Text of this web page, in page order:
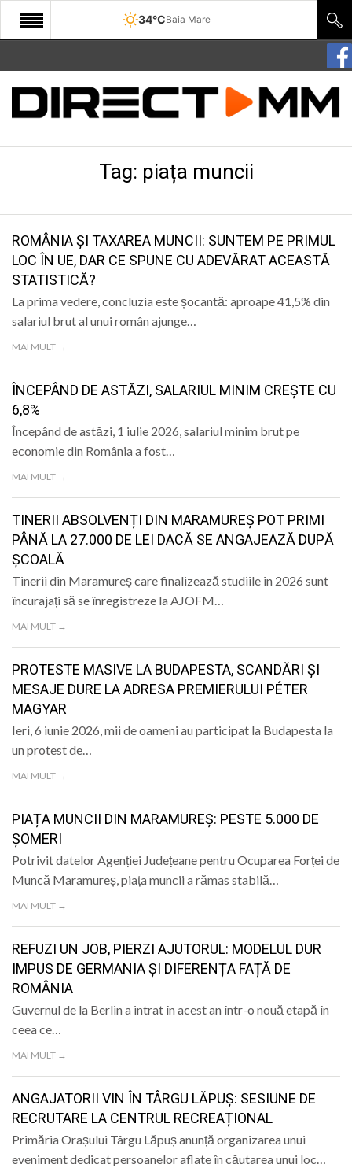
34°CBaia Mare
START
COMUNITATE
SANATATE
SPORT
SPECIAL
Tag: piața muncii
ROMÂNIA ȘI TAXAREA MUNCII: SUNTEM PE PRIMUL
LOC ÎN UE, DAR CE SPUNE CU ADEVĂRAT ACEASTĂ
STATISTICĂ?
La prima vedere, concluzia este șocantă: aproape 41,5% din
salariul brut al unui român ajunge…
MAI MULT →
ÎNCEPÂND DE ASTĂZI, SALARIUL MINIM CREȘTE CU
6,8%
Începând de astăzi, 1 iulie 2026, salariul minim brut pe
economie din România a fost…
MAI MULT →
TINERII ABSOLVENȚI DIN MARAMUREȘ POT PRIMI
PÂNĂ LA 27.000 DE LEI DACĂ SE ANGAJEAZĂ DUPĂ
ȘCOALĂ
Tinerii din Maramureș care finalizează studiile în 2026 sunt
încurajați să se înregistreze la AJOFM…
MAI MULT →
PROTESTE MASIVE LA BUDAPESTA, SCANDĂRI ȘI
MESAJE DURE LA ADRESA PREMIERULUI PÉTER
MAGYAR
Ieri, 6 iunie 2026, mii de oameni au participat la Budapesta la
un protest de…
MAI MULT →
PIAȚA MUNCII DIN MARAMUREȘ: PESTE 5.000 DE
ȘOMERI
Potrivit datelor Agenției Județeane pentru Ocuparea Forței de
Muncă Maramureș, piața muncii a rămas stabilă…
MAI MULT →
REFUZI UN JOB, PIERZI AJUTORUL: MODELUL DUR
IMPUS DE GERMANIA ȘI DIFERENȚA FAȚĂ DE
ROMÂNIA
Guvernul de la Berlin a intrat în acest an într-o nouă etapă în
ceea ce…
MAI MULT →
ANGAJATORII VIN ÎN TÂRGU LĂPUȘ: SESIUNE DE
RECRUTARE LA CENTRUL RECREAȚIONAL
Primăria Orașului Târgu Lăpuș anunță organizarea unui
eveniment dedicat persoanelor aflate în căutarea unui loc…